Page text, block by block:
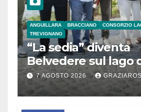
ANGUILLARA BRACCIANO
CONSORZIO
TREVIGNANO
“La sedia” diventa
Belvedere sul lago
Bracciano: ieri
l’inaugurazione
7 AGOSTO 2026